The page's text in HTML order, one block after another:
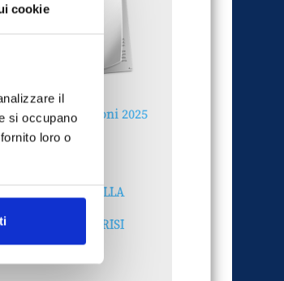
cookie
il
si occupano
loro o
Reclami e sanzioni 2025
30 Giugno 2026
LA GESTIONE DELLA
RECENSIONI E CRISI
DIGITALI